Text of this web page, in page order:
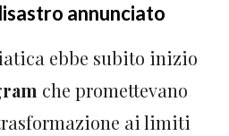
annunciato
ebbe subito inizio
che promettevano
ai limiti